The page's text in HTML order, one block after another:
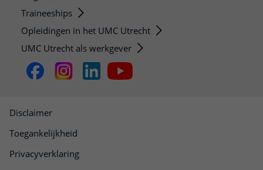
Traineeships
Opleidingen in het UMC Utrecht
UMC Utrecht als werkgever
Disclaimer
Toegankelijkheid
Privacyverklaring